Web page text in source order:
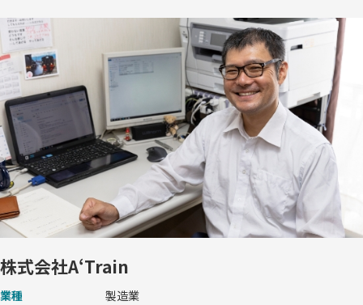
株式会社A‘Train
業種
製造業